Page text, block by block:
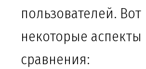
пользователей. Вот
некоторые аспекты
сравнения: